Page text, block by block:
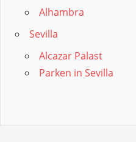
Alhambra
Sevilla
Alcazar Palast
Parken in Sevilla